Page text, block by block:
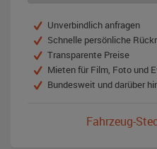
Unverbindlich anfragen
Schnelle persönliche
Transparente Preise
Mieten für Film, Foto und
Bundesweit und darüber
Fahrzeug-